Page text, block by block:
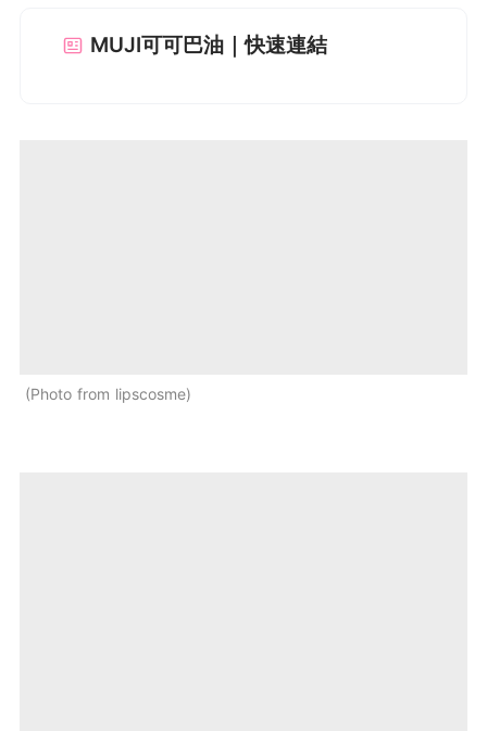
MUJI可可巴油｜快速連結
Photo from lipscosme